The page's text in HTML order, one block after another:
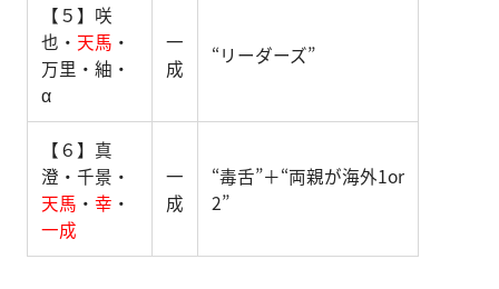
【５】咲
也・ 天馬 ・
万里・紬・
α
一
成
“リーダーズ”
【６】真
澄・千景・
天馬 ・ 幸 ・
一成
一
成
“毒舌”＋“両親が海外1or
2”